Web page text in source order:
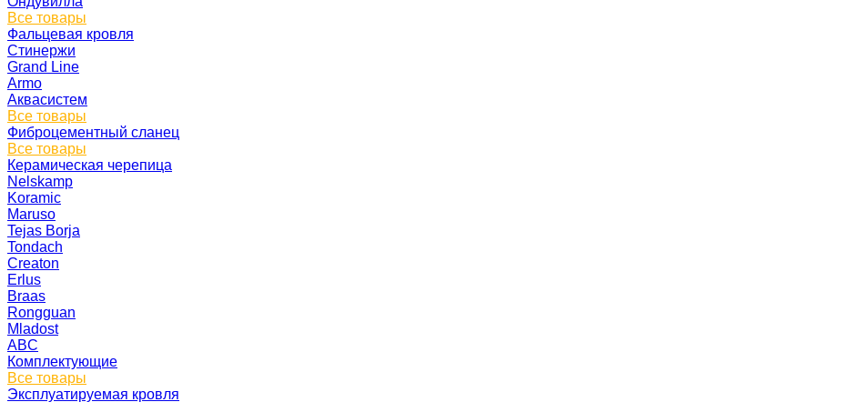
Все товары
Фальцевая кровля
Стинержи
Grand Line
Armo
Аквасистем
Все товары
Фиброцементный сланец
Все товары
Керамическая черепица
Nelskamp
Koramic
Maruso
Tejas Borja
Tondach
Creaton
Erlus
Braas
Rongguan
Mladost
ABC
Комплектующие
Все товары
Эксплуатируемая кровля